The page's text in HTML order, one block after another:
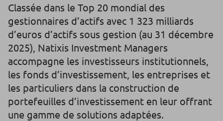
Classée dans le Top 20 mondial des
gestionnaires d’actifs avec 1 323 milliards
d’euros d’actifs sous gestion (au 31 décembre
2025), Natixis Investment Managers
accompagne les investisseurs institutionnels,
les fonds d’investissement, les entreprises et
les particuliers dans la construction de
portefeuilles d’investissement en leur offrant
une gamme de solutions adaptées.